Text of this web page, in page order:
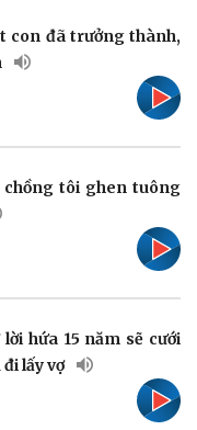
- Xe máy
con đã trưởng thành,
tôi ghen tuông
hứa 15 năm sẽ cưới
lấy vợ